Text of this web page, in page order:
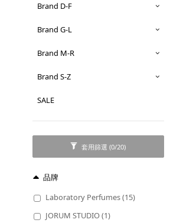
Brand D-F
Brand G-L
Brand M-R
Brand S-Z
SALE
套用篩選(0/20)
品牌
Laboratory Perfumes (15)
JORUM STUDIO (1)